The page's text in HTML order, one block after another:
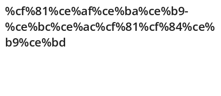
%cf%81%ce%af%ce%ba%ce%b9-
%ce%bc%ce%ac%cf%81%cf%84%ce%
b9%ce%bd